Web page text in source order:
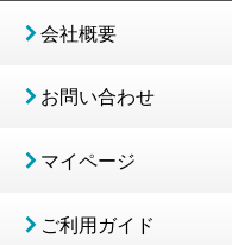
会社概要
お問い合わせ
マイページ
ご利用ガイド